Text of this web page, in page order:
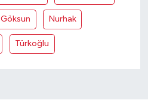
Göksun Nurhak
Türkoğlu